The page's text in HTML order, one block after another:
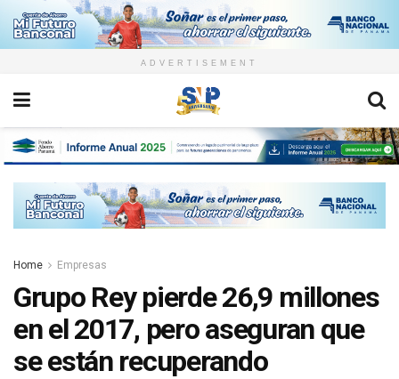
ADVERTISEMENT
Home Empresas
Grupo Rey pierde 26,9 millones
en el 2017, pero aseguran que
se están recuperando